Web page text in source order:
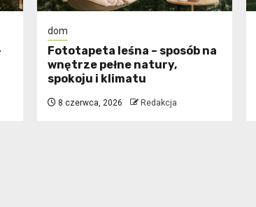
dom
​Fototapeta leśna – sposób na
wnętrze pełne natury,
spokoju i klimatu
8 czerwca, 2026 Redakcja